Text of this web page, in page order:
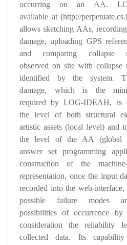
occurring on an AA.
available at (http://
allows sketching AAs,
damage, uploading GPS
and comparing collapse
observed on site with collapse
identified by the system.
damage, which is the
required by LOG-IDEAH, is
the level of both structural
artistic assets (local level) and
the level of the AA (global
answer set programming
construction of the machine-
representation, once the input
recorded into the web-
possible failure modes
possibilities of occurrence
consideration the reliability
collected data. Its